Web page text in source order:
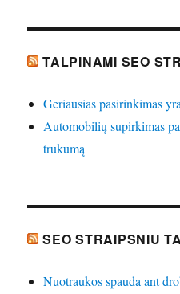
TALPINAMI SEO
Geriausias pasirinkimas
Automobilių supirkimas
trūkumą
SEO STRAIPSNIU
Nuotraukos spauda ant